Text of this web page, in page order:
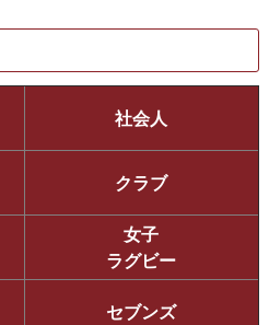
社会人
クラブ
女子
ラグビー
セブンズ